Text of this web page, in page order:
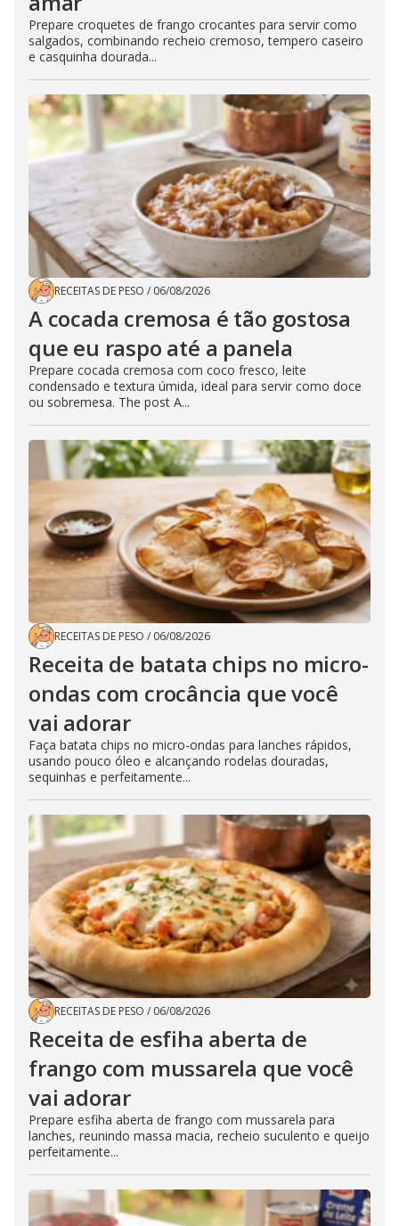
Prepare croquetes de frango crocantes para servir como
salgados, combinando recheio cremoso, tempero caseiro
e casquinha dourada...
RECEITAS DE PESO / 06/08/2026
A cocada cremosa é tão gostosa
que eu raspo até a panela
Prepare cocada cremosa com coco fresco, leite
condensado e textura úmida, ideal para servir como doce
ou sobremesa. The post A...
RECEITAS DE PESO / 06/08/2026
Receita de batata chips no micro-
ondas com crocância que você
vai adorar
Faça batata chips no micro-ondas para lanches rápidos,
usando pouco óleo e alcançando rodelas douradas,
sequinhas e perfeitamente...
RECEITAS DE PESO / 06/08/2026
Receita de esfiha aberta de
frango com mussarela que você
vai adorar
Prepare esfiha aberta de frango com mussarela para
lanches, reunindo massa macia, recheio suculento e queijo
perfeitamente...